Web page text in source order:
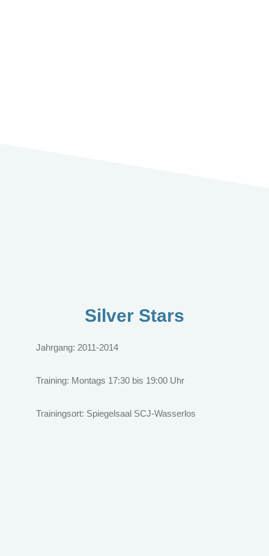
Silver Stars
Jahrgang: 2011-2014
Training: Montags 17:30 bis 19:00 Uhr
Trainingsort: Spiegelsaal SCJ-Wasserlos